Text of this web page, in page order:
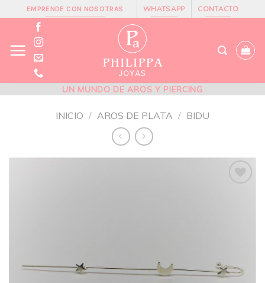
content
EMPRENDE CON NOSOTRAS WHATSAPP CONTACTO
UN MUNDO DE AROS Y PIERCING
INICIO / AROS DE PLATA / BIDU